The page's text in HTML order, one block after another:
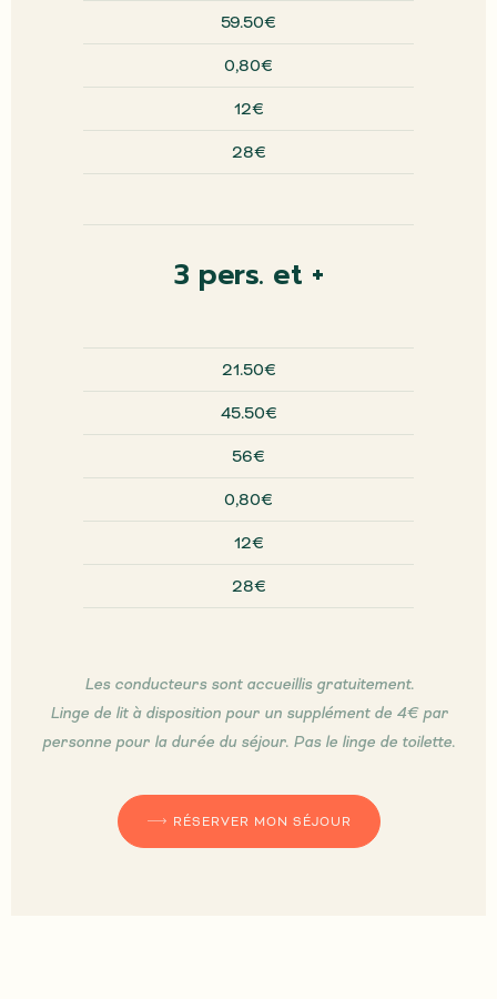
59.50€
0,80€
12€
28€
3 pers. et +
21.50€
45.50€
56€
0,80€
12€
28€
Les conducteurs sont accueillis gratuitement.
Linge de lit à disposition pour un supplément de 4€ par
personne pour la durée du séjour. Pas le linge de toilette.
RÉSERVER MON SÉJOUR